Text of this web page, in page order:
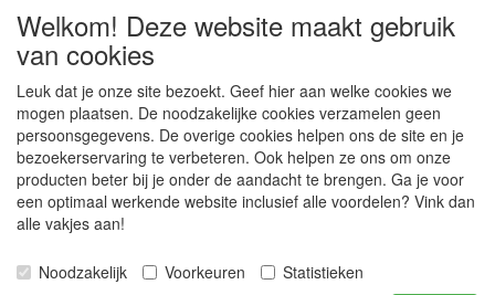
E-mail: info@smitsound.nl
Telefoon: +31-(0)6-22256322
Bestellingen binnen Nederland, ongeacht gewicht, verstuurd
voor € 6,95
Prijzen inclusief 21% BTW, tenzij anders vermeldt
Welkom! Deze website maakt gebruik
van cookies
Leuk dat je onze site bezoekt. Geef hier aan welke cookies we
mogen plaatsen. De noodzakelijke cookies verzamelen geen
persoonsgegevens. De overige cookies helpen ons de site en je
bezoekerservaring te verbeteren. Ook helpen ze ons om onze
producten beter bij je onder de aandacht te brengen. Ga je voor
een optimaal werkende website inclusief alle voordelen? Vink dan
alle vakjes aan!
Noodzakelijk Voorkeuren
Statistieken